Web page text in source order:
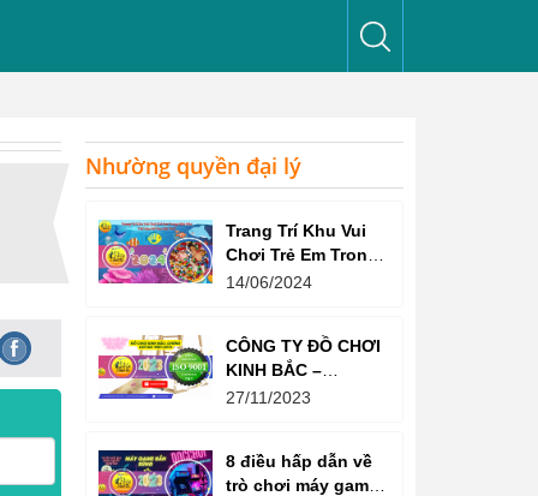
Nhường quyền đại lý
Trang Trí Khu Vui
Chơi Trẻ Em Trong
Nhà Như Thế Nào
14/06/2024
CÔNG TY ĐỒ CHƠI
KINH BẮC –
CHỨNG CHỈ ISO
27/11/2023
8 điều hấp dẫn về
trò chơi máy game